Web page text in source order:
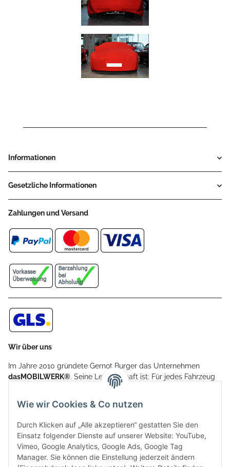
Informationen
Gesetzliche Informationen
Zahlungen und Versand
Wir über uns
Im Jahre 2010 gründete Gernot Burger das Unternehmen
dasMOBILWERK®. Seine Leidenschaft ist: Für jedes Fahrzeug
ein Car Cover anzubieten - passgenau und individuell.
Aufgrund der vielen positiven Kundenrückmeldungen kamen
weitere Produkte, wie Reifenschuhe, Hardtopständer hinzu.
Seine Reifenschoner werden in Deutschland produziert und
sind mit hochwertigen Techniken und Materialien gefertigt.
dasMOBILWERK® ist seit der Gründung ein
Familienunternehmen, welches sich seit 2010 auf
Wie wir Cookies & Co nutzen
Durch Klicken auf „Alle akzeptieren“ gestatten Sie den
Einsatz folgender Dienste auf unserer Website: YouTube,
Vimeo, Google Analytics, Google Ads, Google Tag
Manager. Sie können die Einstellung jederzeit ändern